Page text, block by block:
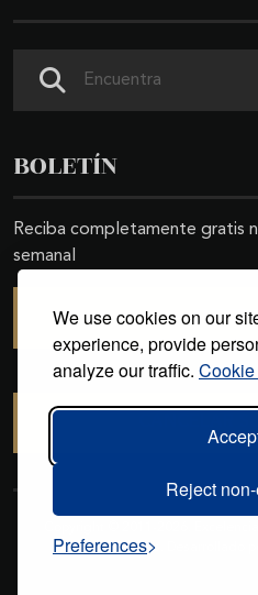
We use cookies on our
experience, provide
analyze our traffic.
Reject
Preferences
BOLETÍN
Reciba completamente gratis
semanal
reservados. Desarrollado